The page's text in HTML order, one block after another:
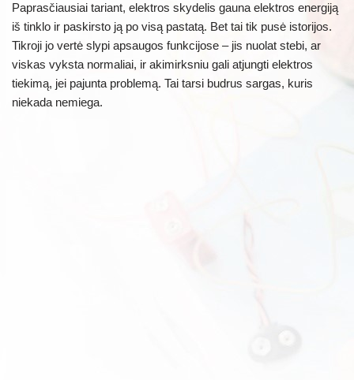
Paprasčiausiai tariant, elektros skydelis gauna elektros energiją
iš tinklo ir paskirsto ją po visą pastatą. Bet tai tik pusė istorijos.
Tikroji jo vertė slypi apsaugos funkcijose – jis nuolat stebi, ar
viskas vyksta normaliai, ir akimirksniu gali atjungti elektros
tiekimą, jei pajunta problemą. Tai tarsi budrus sargas, kuris
niekada nemiega.